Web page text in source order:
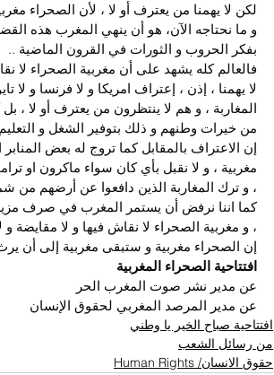
لكن لا يهمنا من يعترف أو لا ، لأن الصحراء
و ما نحتاجه الآن، هو أن ينهي المغرب هذه
بفكر الحروب و الثورات في القرون الماضية ..
فالعالم كله يشهد على أن مغربية الصحراء
لا يهمنا ، إذن ، إعتراف امريكا و لا فرنسا و
المغاربة ، و هم لا ينتظرون من يعترف أو لا ،
من خيرات وطنهم و ذلك بتوفير الشغل و
إن الاعتراف بالمقابل كما تروج له بعض
مغربية ، و لا نقبل بأي كان سواء ماكرون او
، و ترك المغاربة الذين دافعوا عن أرضهم من
كما اننا نرفض أن يستمر المغرب في صرف مزيد
، و مغربية الصحراء لا نقاش فيها و لا مقايضة و
إن الصحراء مغربية و ستبقى مغربية إلى أن
افتتاحية الصحراء المغربية
عن مدير نشر صوت المغرب الحر
عن مدير المرصد المغربي لحقوق الإنسان
افتتاحية صباح الخير يا وطني
من رسائل الشعب
حقوق الانسان/ Human Rights